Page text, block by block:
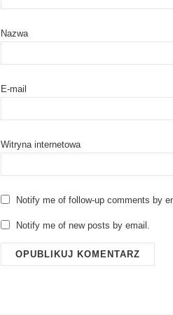
Nazwa
E-mail
Witryna internetowa
Notify me of follow-up comments by
Notify me of new posts by email.